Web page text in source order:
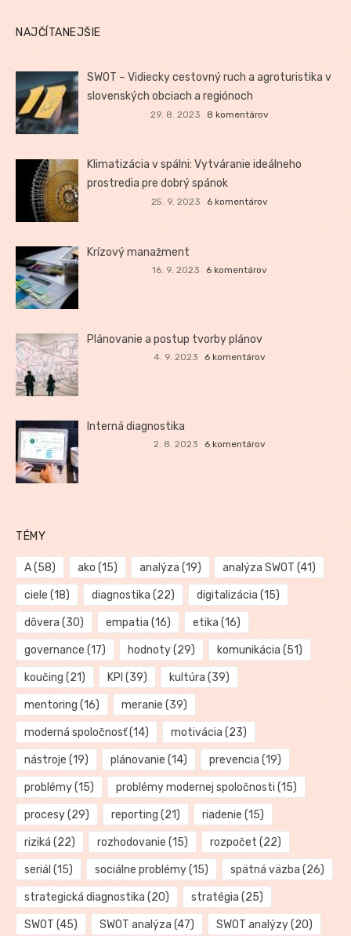
NAJČÍTANEJŠIE
SWOT – Vidiecky cestovný ruch a agroturistika v
slovenských obciach a regiónoch
29. 8. 2023 8 komentárov
Klimatizácia v spálni: Vytváranie ideálneho
prostredia pre dobrý spánok
25. 9. 2023 6 komentárov
Krízový manažment
16. 9. 2023 6 komentárov
Plánovanie a postup tvorby plánov
4. 9. 2023 6 komentárov
Interná diagnostika
2. 8. 2023 6 komentárov
TÉMY
A(58) ako (15) analýza (19) analýza SWOT (41)
ciele (18) diagnostika (22) digitalizácia (15)
dôvera (30) empatia (16) etika (16)
governance (17) hodnoty(29) komunikácia (51)
koučing (21) KPI (39) kultúra (39)
mentoring (16) meranie (39)
moderná spoločnosť(14) motivácia (23)
nástroje (19) plánovanie (14) prevencia (19)
problémy(15) problémy modernej spoločnosti (15)
procesy(29) reporting (21) riadenie (15)
riziká (22) rozhodovanie (15) rozpočet (22)
seriál (15) sociálne problémy(15) spätná väzba (26)
strategická diagnostika (20) stratégia (25)
SWOT (45) SWOT analýza (47) SWOT analýzy(20)